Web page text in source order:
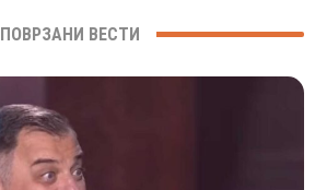
ПОВРЗАНИ ВЕСТИ